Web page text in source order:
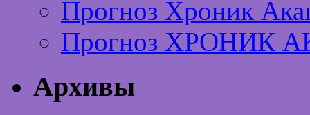
Прогноз Хроник
Прогноз ХРОНИК
Архивы